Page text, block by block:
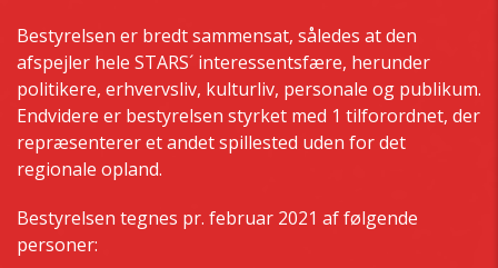
Bestyrelsen er bredt sammensat, således at den
afspejler hele STARS´ interessentsfære, herunder
politikere, erhvervsliv, kulturliv, personale og publikum.
Endvidere er bestyrelsen styrket med 1 tilforordnet, der
repræsenterer et andet spillested uden for det
regionale opland.
Bestyrelsen tegnes pr. februar 2021 af følgende
personer: